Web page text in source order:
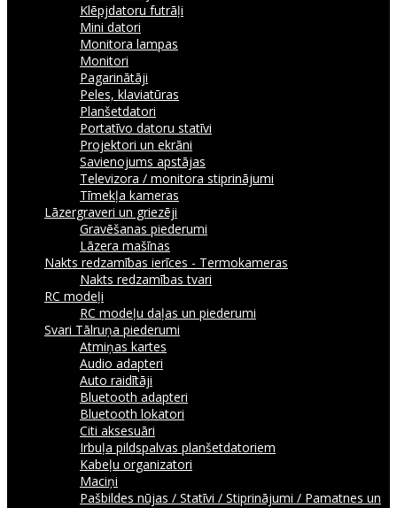
Klēpjdatoru futrāļi
Mini datori
Monitora lampas
Monitori
Pagarinātāji
Peles, klaviatūras
Planšetdatori
Portatīvo datoru statīvi
Projektori un ekrāni
Savienojums apstājas
Televizora / monitora stiprinājumi
Tīmekļa kameras
Lāzergraveri un griezēji
Gravēšanas piederumi
Lāzera mašīnas
Nakts redzamības ierīces - Termokameras
Nakts redzamības tvari
RC modeļi
RC modeļu daļas un piederumi
Svari Tālruņa piederumi
Atmiņas kartes
Audio adapteri
Auto raidītāji
Bluetooth adapteri
Bluetooth lokatori
Citi aksesuāri
Irbuļa pildspalvas planšetdatoriem
Kabeļu organizatori
Maciņi
Pašbildes nūjas / Statīvi / Stiprinājumi / Pamatnes un